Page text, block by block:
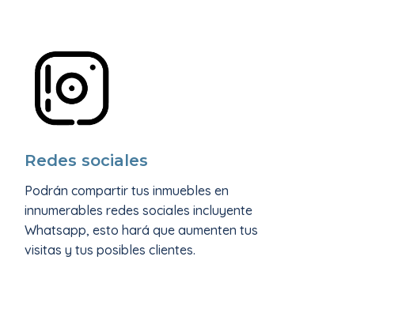
Redes sociales
Podrán compartir tus inmuebles en
innumerables redes sociales incluyente
Whatsapp, esto hará que aumenten tus
visitas y tus posibles clientes.